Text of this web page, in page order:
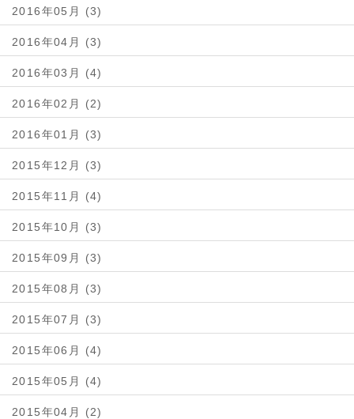
2016年05月 (3)
2016年04月 (3)
2016年03月 (4)
2016年02月 (2)
2016年01月 (3)
2015年12月 (3)
2015年11月 (4)
2015年10月 (3)
2015年09月 (3)
2015年08月 (3)
2015年07月 (3)
2015年06月 (4)
2015年05月 (4)
2015年04月 (2)